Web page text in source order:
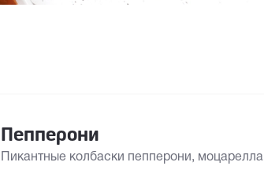
Пепперони
Пикантные колбаски пепперони, моцарелла